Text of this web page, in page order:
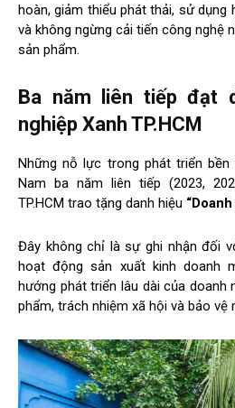
hoàn, giảm thiểu phát thải, sử dụng
và không ngừng cải tiến công nghệ
sản phẩm.
Ba năm liên tiếp đạt
nghiệp Xanh TP.HCM
Những nỗ lực trong phát triển bền
Nam ba năm liên tiếp (2023,
TP.HCM trao tặng danh hiệu
Đây không chỉ là sự ghi nhận đối
hoạt động sản xuất kinh doanh
hướng phát triển lâu dài của doanh
phẩm, trách nhiệm xã hội và bảo vệ